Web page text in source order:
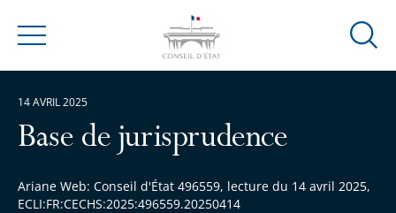
Menu
Ouvrir
Base de jurisprudence
Ariane Web: Conseil d'État 496559, lecture du 14 avril 2025,
ECLI:FR:CECHS:2025:496559.20250414
14 AVRIL 2025